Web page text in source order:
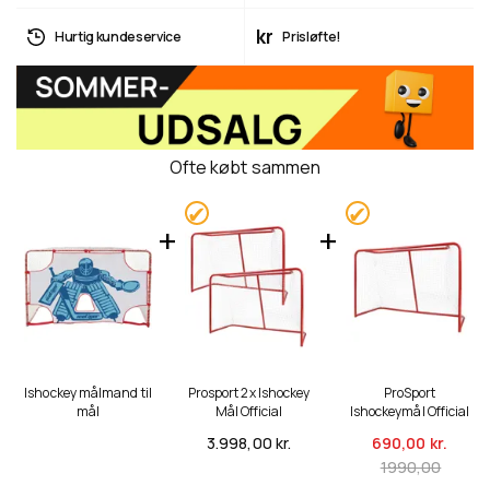
Hurtig kundeservice kr Prisløfte!
Ofte købt sammen
Ishockey målmand til
mål
Prosport 2x Ishockey
Mål Official
3.998,00 kr.
ProSport
Ishockeymål Official
690,00 kr.
1990,00